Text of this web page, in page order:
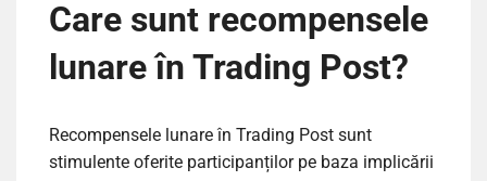
Care sunt recompensele
lunare în Trading Post?
Recompensele lunare în Trading Post sunt
stimulente oferite participanților pe baza implicării